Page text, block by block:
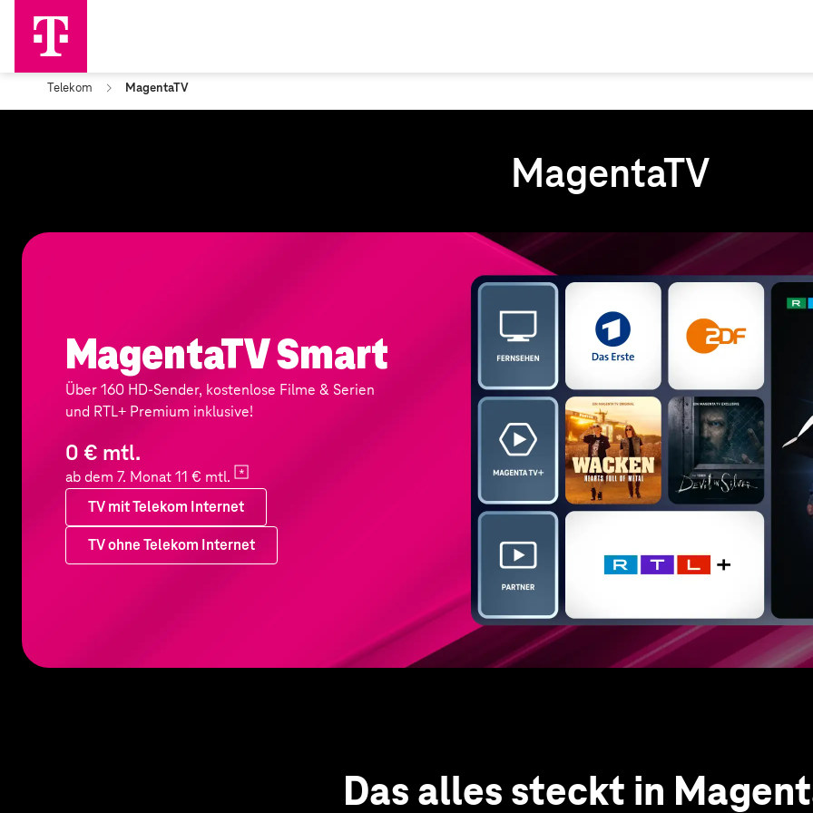
Telekom MagentaTV
MagentaTV
MagentaTV Smart
Über 160 HD-Sender, kostenlose Filme & Serien
und RTL+ Premium inklusive!
0 € mtl.
ab dem 7. Monat 11 € mtl.
TV mit Telekom Internet
TV ohne Telekom Internet
Das alles steckt in